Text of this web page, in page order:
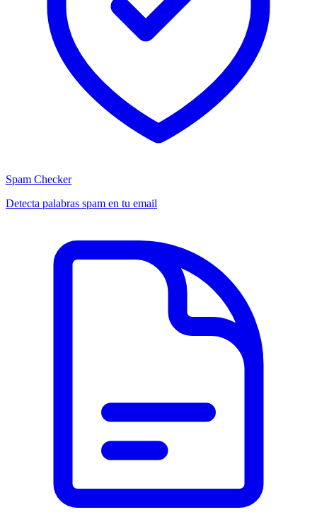
Spam Checker
Detecta palabras spam en tu email